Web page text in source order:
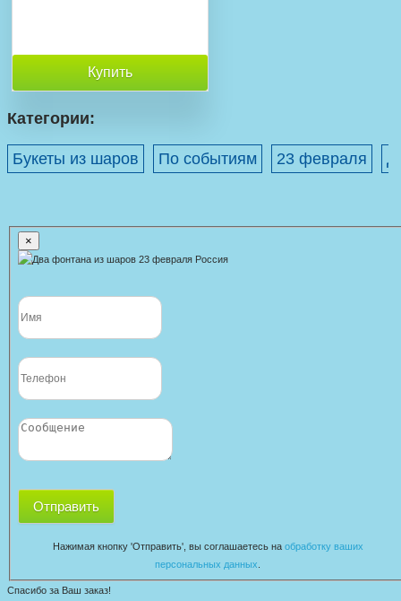
Купить
Категории:
Букеты из шаров По событиям 23 февраля
×
Отправить
Нажимая кнопку 'Отправить', вы соглашаетесь на обработку ваших
персональных данных
Спасибо за Ваш заказ!